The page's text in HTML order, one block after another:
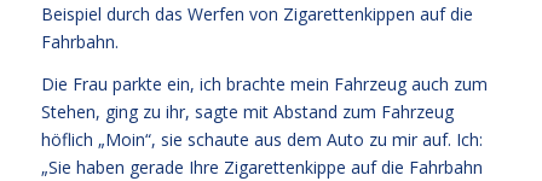
Beispiel durch das Werfen von Zigarettenkippen auf die
Fahrbahn.
Die Frau parkte ein, ich brachte mein Fahrzeug auch zum
Stehen, ging zu ihr, sagte mit Abstand zum Fahrzeug
höflich „Moin“, sie schaute aus dem Auto zu mir auf. Ich:
„Sie haben gerade Ihre Zigarettenkippe auf die Fahrbahn